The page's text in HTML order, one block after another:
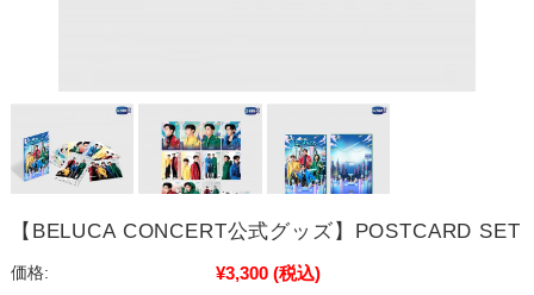
【BELUCA CONCERT公式グッズ】POSTCARD SET
価格: ¥3,300 (税込)